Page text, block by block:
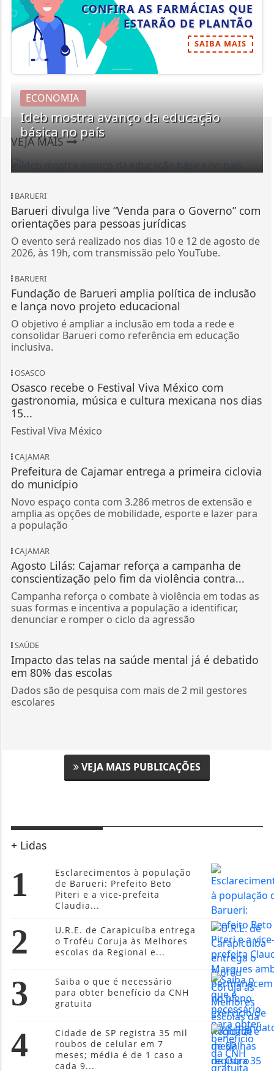
CONFIRA AS FARMÁCIAS QUE
ESTARÃO DE PLANTÃO
SAIBA MAIS
VEJA MAIS
ECONOMIA
Ideb mostra avanço da educação
básica no país
BARUERI
Barueri divulga live “Venda para o Governo” com
orientações para pessoas jurídicas
O evento será realizado nos dias 10 e 12 de agosto de
2026, às 19h, com transmissão pelo YouTube.
BARUERI
Fundação de Barueri amplia política de inclusão
e lança novo projeto educacional
O objetivo é ampliar a inclusão em toda a rede e
consolidar Barueri como referência em educação
inclusiva.
OSASCO
Osasco recebe o Festival Viva México com
gastronomia, música e cultura mexicana nos dias
15...
Festival Viva México
CAJAMAR
Prefeitura de Cajamar entrega a primeira ciclovia
do município
Novo espaço conta com 3.286 metros de extensão e
amplia as opções de mobilidade, esporte e lazer para
a população
CAJAMAR
Agosto Lilás: Cajamar reforça a campanha de
conscientização pelo fim da violência contra...
Campanha reforça o combate à violência em todas as
suas formas e incentiva a população a identificar,
denunciar e romper o ciclo da agressão
SAÚDE
Impacto das telas na saúde mental já é debatido
em 80% das escolas
Dados são de pesquisa com mais de 2 mil gestores
escolares
VEJA MAIS PUBLICAÇÕES
+ Lidas
1
Esclarecimentos à população
de Barueri: Prefeito Beto
Piteri e a vice-prefeita
Claudia...
2
U.R.E. de Carapicuíba entrega
o Troféu Coruja às Melhores
escolas da Regional e...
3
Saiba o que é necessário
para obter benefício da CNH
gratuita
4
Cidade de SP registra 35 mil
roubos de celular em 7
meses; média é de 1 caso a
cada 9...